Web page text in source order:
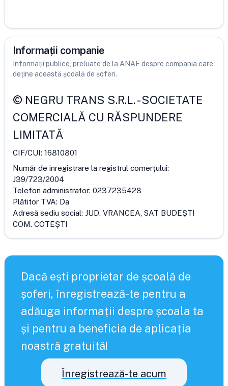
Informații companie
Informații publice, preluate de la ANAF despre compania care
deține această școală de șoferi.
© NEGRU TRANS S.R.L.-SOCIETATE
COMERCIALĂ CU RĂSPUNDERE
LIMITATĂ
CIF/CUI: 16810801
Număr de înregistrare la registrul comerțului:
J39/723/2004
Telefon administrator: 0237235428
Plătitor TVA: Da
Adresă sediu social: JUD. VRANCEA, SAT BUDEŞTI
COM. COTEŞTI
Dacă ești proprietar de școală de
șoferi, înregistrează-te pentru a
adăuga informații despre școala ta
și pentru a beneficia de aplicația
noastră gratuită!
Înregistrează-te acum